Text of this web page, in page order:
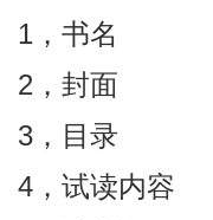
1，书名
2，封面
3，目录
4，试读内容